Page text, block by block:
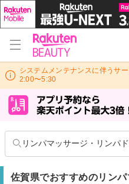
システムメンテナンスに伴うサ
2:00〜5:30
リンパマッサージ・リンパ
佐賀県でおすすめのリン